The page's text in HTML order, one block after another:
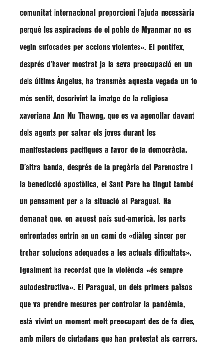
comunitat internacional proporcioni l’ajuda necessària
perquè les aspiracions de el poble de Myanmar no es
vegin sufocades per accions violentes». El pontífex,
després d’haver mostrat ja la seva preocupació en un
dels últims Àngelus, ha transmès aquesta vegada un to
més sentit, descrivint la imatge de la religiosa
xaveriana Ann Nu Thawng, que es va agenollar davant
dels agents per salvar els joves durant les
manifestacions pacífiques a favor de la democràcia.
D’altra banda, després de la pregària del Parenostre i
la benedicció apostòlica, el Sant Pare ha tingut també
un pensament per a la situació al Paraguai. Ha
demanat que, en aquest país sud-americà, les parts
enfrontades entrin en un camí de «diàleg sincer per
trobar solucions adequades a les actuals dificultats».
Igualment ha recordat que la violència «és sempre
autodestructiva». El Paraguai, un dels primers països
que va prendre mesures per controlar la pandèmia,
està vivint un moment molt preocupant des de fa dies,
amb milers de ciutadans que han protestat als carrers.